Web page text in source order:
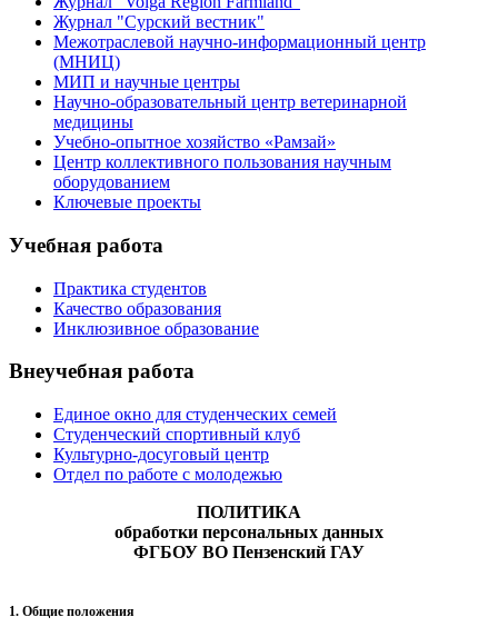
Журнал "Сурский вестник"
Межотраслевой научно-информационный центр
(МНИЦ)
МИП и научные центры
Научно-образовательный центр ветеринарной
медицины
Учебно-опытное хозяйство «Рамзай»
Центр коллективного пользования научным
оборудованием
Ключевые проекты
Учебная работа
Практика студентов
Качество образования
Инклюзивное образование
Внеучебная работа
Единое окно для студенческих семей
Студенческий спортивный клуб
Культурно-досуговый центр
Отдел по работе с молодежью
ПОЛИТИКА
обработки персональных данных
ФГБОУ ВО Пензенский ГАУ
1. Общие положения